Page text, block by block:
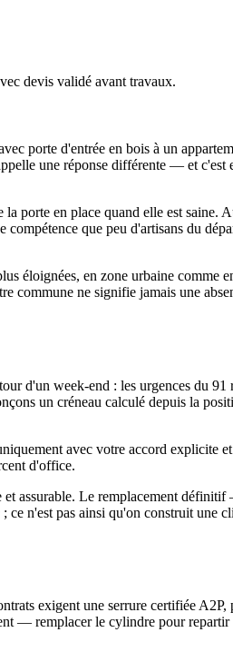
devis validé avant travaux.
porte d'entrée en bois à un
une réponse différente — et c'est
porte en place quand elle est saine.
que peu d'artisans du
éloignées, en zone urbaine comme
commune ne signifie jamais une
d'un week-end : les urgences du 91
un créneau calculé depuis la
avec votre accord explicite
d'office.
assurable. Le remplacement
n'est pas ainsi qu'on construit une
exigent une serrure certifiée
— remplacer le cylindre pour repartir